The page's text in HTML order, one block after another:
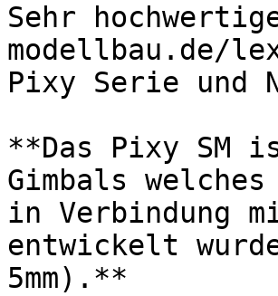
Sehr
modellbau.de/
Pixy Serie und
**Das Pixy SM
Gimbals
in Verbindung
entwickelt
5mm).**